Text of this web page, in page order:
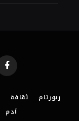
ربورتام ثقافة
آدم